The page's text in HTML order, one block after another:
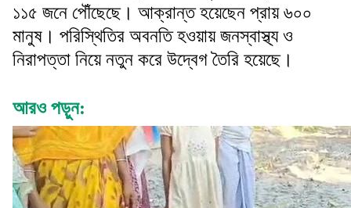
১১৫ জনে পৌঁছেছে। আক্রান্ত হয়েছেন প্রায় ৬০০
মানুষ। পরিস্থিতির অবনতি হওয়ায় জনস্বাস্থ্য ও
নিরাপত্তা নিয়ে নতুন করে উদ্বেগ তৈরি হয়েছে।
আরও পড়ুন: